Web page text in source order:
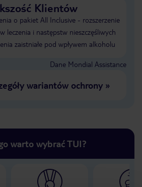
Klientów
o pakiet All Inclusive - rozszerzenie
leczenia i następstw nieszczęśliwych
zaistniałe pod wpływem alkoholu
Dane Mondial Assistance
wariantów ochrony»
warto wybrać TUI?